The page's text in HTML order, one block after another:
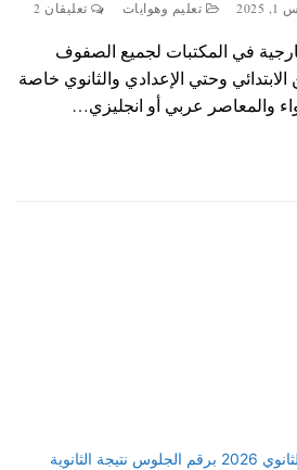
تعليم وهوايات تعليقان 2
في المكتبات لجميع الصفوف
2025-2026 ، من الابتدائي وحتي الإعدادي والثانوي خاصة
والمعاصر عربي أو انجليزي…
معرفة نتيجة الصف الثالث الثانوي 2026 برقم الجلوس نتيجة الثانوية